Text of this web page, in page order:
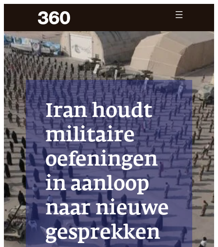
de
inhoud
Iran houdt
militaire
oefeningen
in aanloop
naar nieuwe
gesprekken